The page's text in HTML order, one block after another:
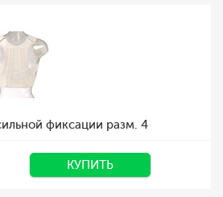
фиксации разм. 4
КУПИТЬ